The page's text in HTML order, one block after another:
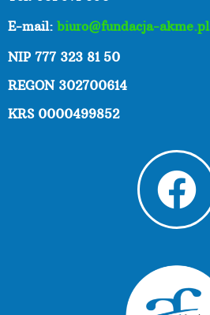
E-mail: biuro@fundacja-akme.pl
NIP 777 323 81 50
REGON 302700614
KRS 0000499852